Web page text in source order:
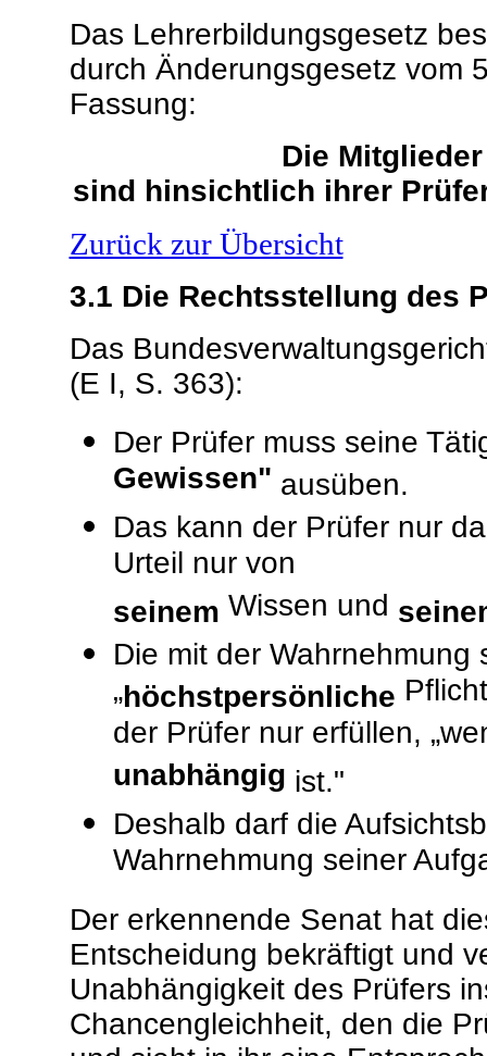
Das Lehrerbildungsgesetz
durch Änderungsgesetz vom
Fassung:
Die
sind hinsichtlich ihrer
Zurück zur Übersicht
3.1 Die Rechtsstellung des
Das
(E I, S. 363):
Der Prüfer muss seine
Gewissen" ausüben.
Das kann der Prüfer nur
Urteil nur von
seinem Wissen und
Die mit der
„höchstpersönliche
der Prüfer nur erfüllen,
unabhängig ist."
Deshalb darf die
Wahrnehmung seiner
Der erkennende Senat hat
Entscheidung bekräftigt und
Unabhängigkeit des Prüfers
Chancengleichheit, den die